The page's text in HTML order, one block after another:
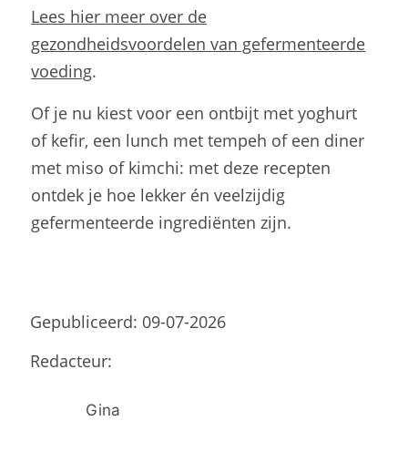
Gepubliceerd: 09-07-2026
Redacteur:
Gina
Relevante artikelen